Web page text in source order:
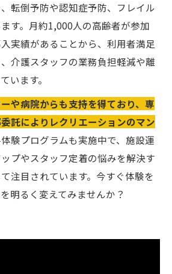
転倒予防や認知症予防、フレイル
す。月約1,000人の高齢者が参加
実績があることから、利用者満足
介護スタッフの業務負担軽減や離
います。
や病院からも支持を得ており、専
託によりレクリエーションのマン
験プログラムも実施中で、施設運
プやスタッフ定着の悩みを解決す
注目されています。今すぐ体験を
明るく変えてみませんか？